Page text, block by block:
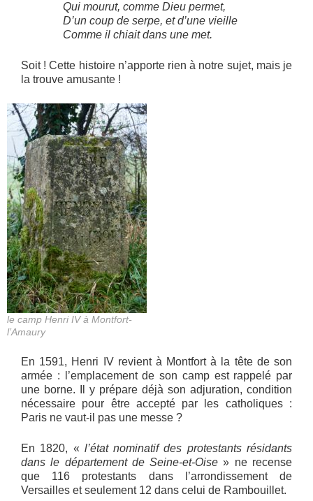
Qui mourut, comme Dieu permet,
D’un coup de serpe, et d’une vieille
Comme il chiait dans une met.
Soit ! Cette histoire n’apporte rien à notre sujet, mais je
la trouve amusante !
le camp Henri IV à Montfort-
l’Amaury
En 1591, Henri IV revient à Montfort à la tête de son
armée : l’emplacement de son camp est rappelé par
une borne. Il y prépare déjà son adjuration, condition
nécessaire pour être accepté par les catholiques :
Paris ne vaut-il pas une messe ?
En 1820, « l’état nominatif des protestants résidants
dans le département de Seine-et-Oise» ne recense
que 116 protestants dans l’arrondissement de
Versailles et seulement 12 dans celui de Rambouillet.